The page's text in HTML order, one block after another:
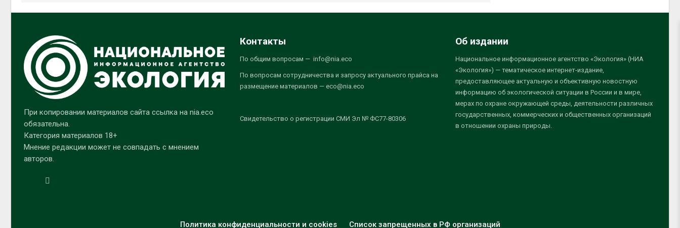
При копировании материалов сайта ссылка на nia.eco
обязательна.
Категория материалов 18+
Мнение редакции может не совпадать с мнением
авторов.
Контакты
По общим вопросам — info@nia.eco
По вопросам сотрудничества и запросу актуального прайса на
размещение материалов — eco@nia.eco
Свидетельство о регистрации СМИ Эл № ФС77-80306
Об издании
Национальное информационное агентство «Экология» (НИА
«Экология») — тематическое интернет-издание,
предоставляющее актуальную и объективную новостную
информацию об экологической ситуации в России и в мире,
мерах по охране окружающей среды, деятельности различных
государственных, коммерческих и общественных организаций
в отношении охраны природы.
Политика конфиденциальности и cookies Список запрещенных в РФ организаций